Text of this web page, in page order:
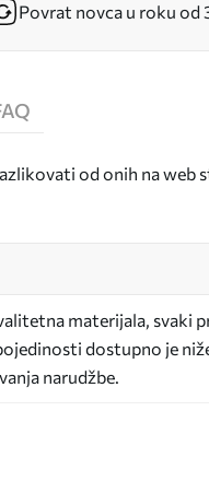
Povrat novca u roku od
od onih na web
materijala, svaki
dostupno je
narudžbe.